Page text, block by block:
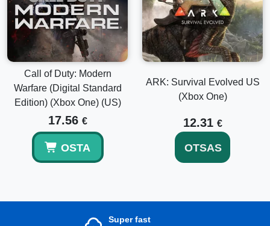
Call of Duty: Modern
Warfare (Digital Standard
Edition) (Xbox One) (US)
17.56 €
OSTA
ARK: Survival Evolved US
(Xbox One)
12.31 €
OTSAS
Super fast